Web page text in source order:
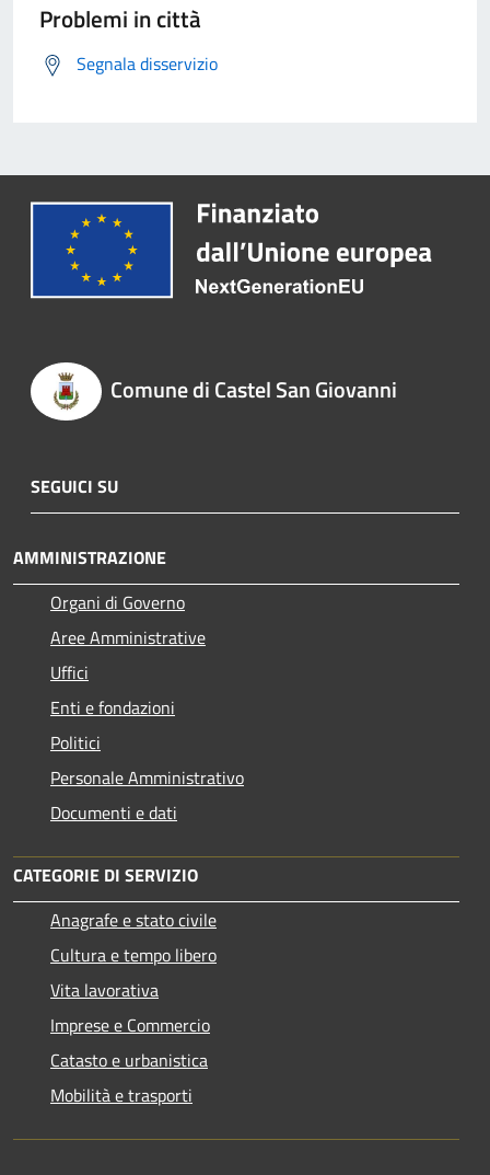
Problemi in città
Segnala disservizio
Comune di Castel San Giovanni
SEGUICI SU
AMMINISTRAZIONE
Organi di Governo
Aree Amministrative
Uffici
Enti e fondazioni
Politici
Personale Amministrativo
Documenti e dati
CATEGORIE DI SERVIZIO
Anagrafe e stato civile
Cultura e tempo libero
Vita lavorativa
Imprese e Commercio
Catasto e urbanistica
Mobilità e trasporti